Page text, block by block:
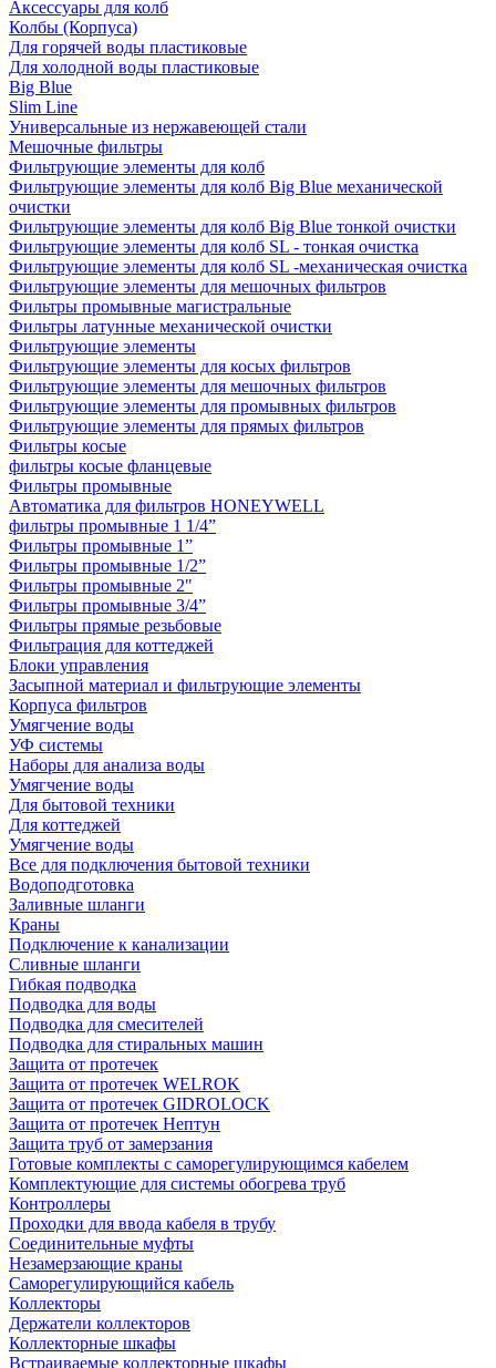
Аксессуары для колб
Колбы (Корпуса)
Для горячей воды пластиковые
Для холодной воды пластиковые
Big Blue
Slim Line
Универсальные из нержавеющей стали
Мешочные фильтры
Фильтрующие элементы для колб
Фильтрующие элементы для колб Big Blue механической
очистки
Фильтрующие элементы для колб Big Blue тонкой очистки
Фильтрующие элементы для колб SL - тонкая очистка
Фильтрующие элементы для колб SL -механическая очистка
Фильтрующие элементы для мешочных фильтров
Фильтры промывные магистральные
Фильтры латунные механической очистки
Фильтрующие элементы
Фильтрующие элементы для косых фильтров
Фильтрующие элементы для мешочных фильтров
Фильтрующие элементы для промывных фильтров
Фильтрующие элементы для прямых фильтров
Фильтры косые
фильтры косые фланцевые
Фильтры промывные
Автоматика для фильтров HONEYWELL
фильтры промывные 1 1/4”
Фильтры промывные 1”
Фильтры промывные 1/2”
Фильтры промывные 2"
Фильтры промывные 3/4”
Фильтры прямые резьбовые
Фильтрация для коттеджей
Блоки управления
Засыпной материал и фильтрующие элементы
Корпуса фильтров
Умягчение воды
УФ системы
Наборы для анализа воды
Умягчение воды
Для бытовой техники
Для коттеджей
Умягчение воды
Все для подключения бытовой техники
Водоподготовка
Заливные шланги
Краны
Подключение к канализации
Сливные шланги
Гибкая подводка
Подводка для воды
Подводка для смесителей
Подводка для стиральных машин
Защита от протечек
Защита от протечек WELROK
Защита от протечек GIDROLOCK
Защита от протечек Нептун
Защита труб от замерзания
Готовые комплекты с саморегулирующимся кабелем
Комплектующие для системы обогрева труб
Контроллеры
Проходки для ввода кабеля в трубу
Соединительные муфты
Незамерзающие краны
Саморегулирующийся кабель
Коллекторы
Держатели коллекторов
Коллекторные шкафы
Встраиваемые коллекторные шкафы